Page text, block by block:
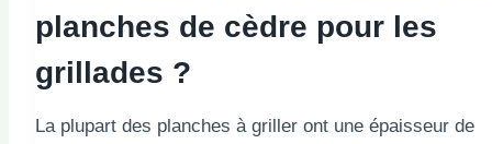
planches de cèdre pour les
grillades ?
La plupart des planches à griller ont une épaisseur de